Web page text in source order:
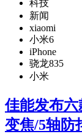
科技
新闻
xiaomi
小米6
iPhone
骁龙835
小米
佳能发布
变焦/5轴防